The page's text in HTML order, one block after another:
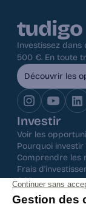
Investissez
500 €. En toute
Découvrir les
Ressources
Voir les
Pourquoi investir
Comprendre les
Frais
CGP
Investir